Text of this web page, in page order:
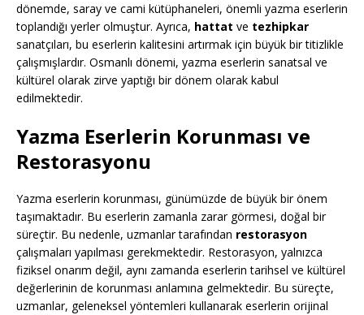
dönemde, saray ve cami kütüphaneleri, önemli yazma eserlerin
toplandığı yerler olmuştur. Ayrıca, hattat ve tezhipkar
sanatçıları, bu eserlerin kalitesini artırmak için büyük bir titizlikle
çalışmışlardır. Osmanlı dönemi, yazma eserlerin sanatsal ve
kültürel olarak zirve yaptığı bir dönem olarak kabul
edilmektedir.
Yazma Eserlerin Korunması ve
Restorasyonu
Yazma eserlerin korunması, günümüzde de büyük bir önem
taşımaktadır. Bu eserlerin zamanla zarar görmesi, doğal bir
süreçtir. Bu nedenle, uzmanlar tarafından restorasyon
çalışmaları yapılması gerekmektedir. Restorasyon, yalnızca
fiziksel onarım değil, aynı zamanda eserlerin tarihsel ve kültürel
değerlerinin de korunması anlamına gelmektedir. Bu süreçte,
uzmanlar, geleneksel yöntemleri kullanarak eserlerin orijinal